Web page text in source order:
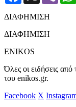
ΔΙΑΦΗΜΙΣΗ
ΔΙΑΦΗΜΙΣΗ
ENIKOS
Όλες οι ειδήσεις
του enikos.gr.
Facebook X